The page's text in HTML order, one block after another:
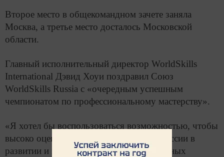
Второе место в общекомандном зачете заняла
Москва, а третье место досталось Московской
области.
Главный исполнительный директор WorldSkills
International Дэвид Хоуи поздравил Союз
WorldSkills Russia с «очередным успешным
чемпионатом по профессиональному мастерству».
«Я хотел бы воспользоваться возможностью, чтобы
высоко оценить поддержку и участие России в
развитии и продвижении профессиональных